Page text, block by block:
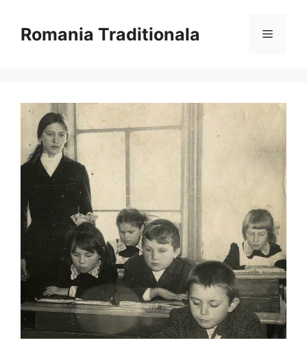
conținutRomania Traditionala Meniu